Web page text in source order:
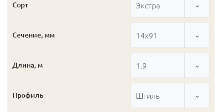
Сорт Экстра
Сечение, мм 14x91
Длина, м 1.9
Профиль Штиль